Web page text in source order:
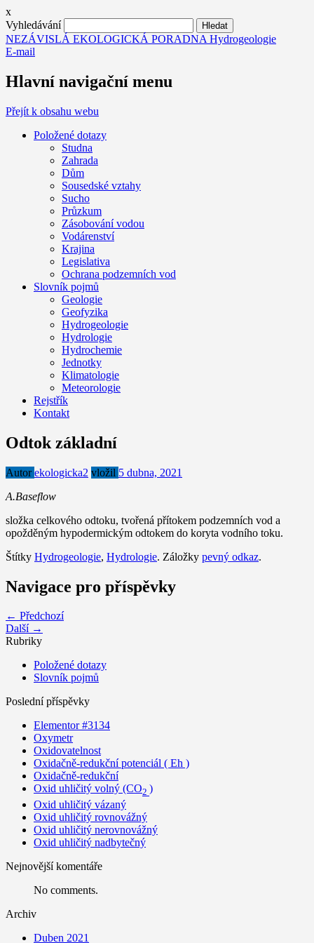
x
Vyhledávání
NEZÁVISLÁ EKOLOGICKÁ PORADNA Hydrogeologie
E-mail
Hlavní navigační menu
Přejít k obsahu webu
Položené dotazy
Studna
Zahrada
Dům
Sousedské vztahy
Sucho
Průzkum
Zásobování vodou
Vodárenství
Krajina
Legislativa
Ochrana podzemních vod
Slovník pojmů
Geologie
Geofyzika
Hydrogeologie
Hydrologie
Hydrochemie
Jednotky
Klimatologie
Meteorologie
Rejstřík
Kontakt
Odtok základní
Autorekologicka2 vložil 5 dubna, 2021
A.Baseflow
složka celkového odtoku, tvořená přítokem podzemních vod a
opožděným hypodermickým odtokem do koryta vodního toku.
Štítky Hydrogeologie, Hydrologie. Záložky pevný odkaz.
Navigace pro příspěvky
← Předchozí
Další →
Rubriky
Položené dotazy
Slovník pojmů
Poslední příspěvky
Elementor #3134
Oxymetr
Oxidovatelnost
Oxidačně-redukční potenciál ( Eh )
Oxidačně-redukční
Oxid uhličitý volný (CO2 )
Oxid uhličitý vázaný
Oxid uhličitý rovnovážný
Oxid uhličitý nerovnovážný
Oxid uhličitý nadbytečný
Nejnovější komentáře
No comments.
Archiv
Duben 2021